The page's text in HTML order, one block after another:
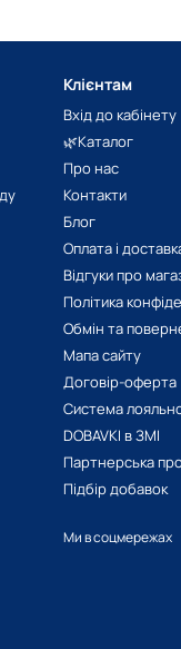
Клієнтам
Вхід до кабінету
🌿Каталог
Про нас
Контакти
Блог
Оплата і
Відгуки про
Політика
Обмін та
Мапа сайту
Договір-оферта
Система
DOBAVKI в ЗМІ
Партнерська
Підбір добавок
Ми в соцмережах